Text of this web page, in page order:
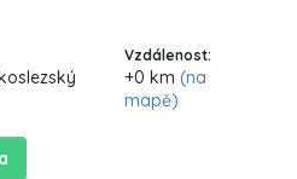
Vzdálenost:
+0 km(na
mapě)